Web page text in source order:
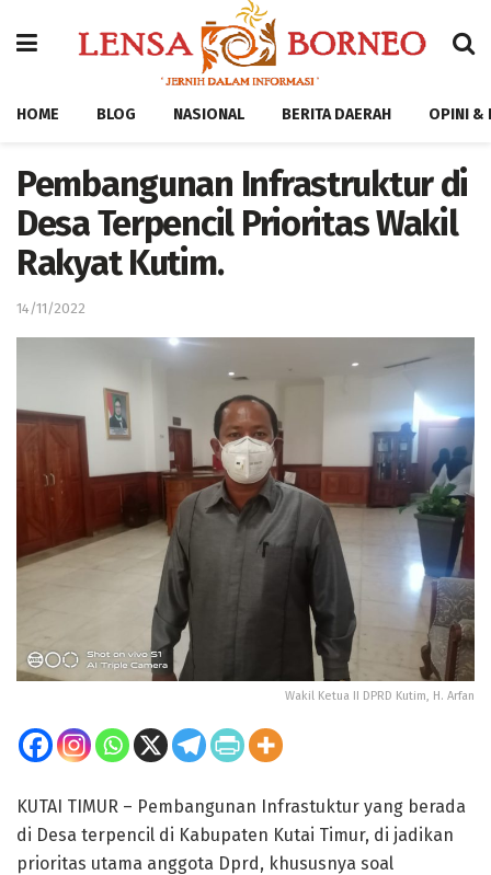
HOME BLOG NASIONAL BERITA DAERAH OPINI &
Pembangunan Infrastruktur di
Desa Terpencil Prioritas Wakil
Rakyat Kutim.
14/11/2022
Wakil Ketua II DPRD Kutim, H. Arfan
KUTAI TIMUR – Pembangunan Infrastuktur yang berada
di Desa terpencil di Kabupaten Kutai Timur, di jadikan
prioritas utama anggota Dprd, khususnya soal